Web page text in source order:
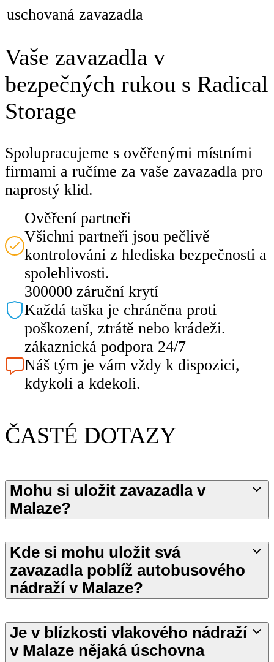
uschovaná zavazadla
Vaše zavazadla v
bezpečných rukou s Radical
Storage
Spolupracujeme s ověřenými místními
firmami a ručíme za vaše zavazadla pro
naprostý klid.
Ověření partneři
Všichni partneři jsou pečlivě
kontrolováni z hlediska bezpečnosti a
spolehlivosti.
300000 záruční krytí
Každá taška je chráněna proti
poškození, ztrátě nebo krádeži.
zákaznická podpora 24/7
Náš tým je vám vždy k dispozici,
kdykoli a kdekoli.
ČASTÉ DOTAZY
Mohu si uložit zavazadla v
Malaze?
Kde si mohu uložit svá
zavazadla poblíž autobusového
nádraží v Malaze?
Je v blízkosti vlakového nádraží
v Malaze nějaká úschovna